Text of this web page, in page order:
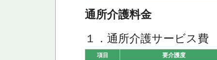
通所介護料金
１．通所介護サービス
項目 要介護度